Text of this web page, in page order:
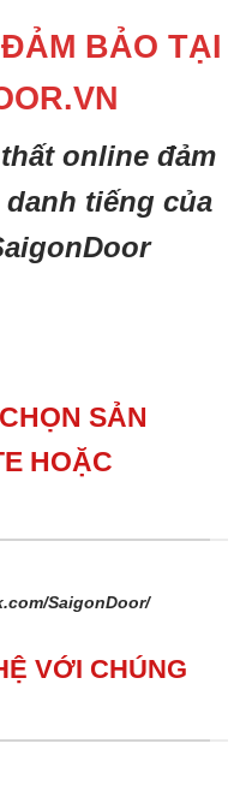
BẢO TẠI
online đảm
tiếng của
SẢN
HOẶC
SaigonDoor/
VỚI CHÚNG